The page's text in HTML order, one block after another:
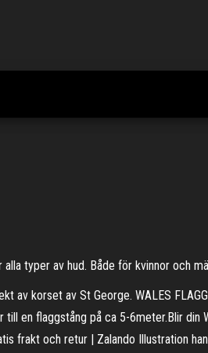
typer av hud. Både för kvinnor och
av korset av St George. WALES
till en flaggstång på ca 5-6meter.Blir din
frakt och retur | Zalando Illustration